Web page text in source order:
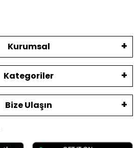
Kurumsal
Kategoriler
Bize Ulaşın